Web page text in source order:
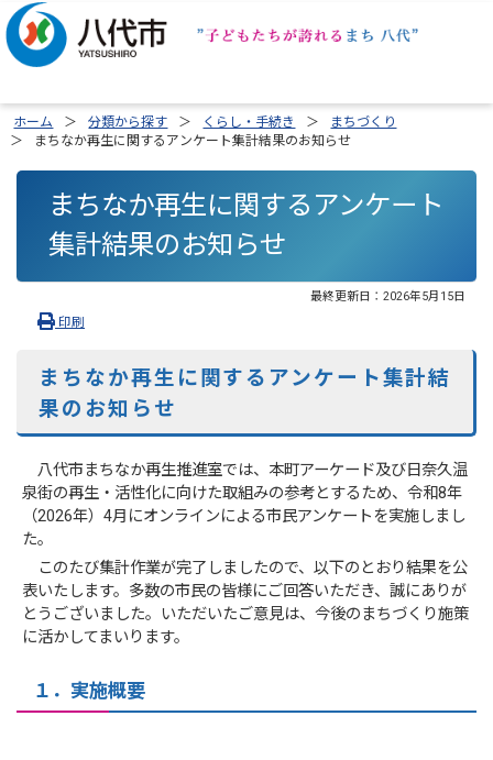
ホーム 分類から探す くらし・手続き
まちづくり
まちなか再生に関するアンケート集計結果のお知らせ
まちなか再生に関するアンケート
集計結果のお知らせ
最終更新日： 2026年5月15日
印刷
まちなか再生に関するアンケート集計結
果のお知らせ
八代市まちなか再生推進室では、本町アーケード及び日奈久温
泉街の再生・活性化に向けた取組みの参考とするため、令和8年
（2026年）4月にオンラインによる市民アンケートを実施しまし
た。
このたび集計作業が完了しましたので、以下のとおり結果を公
表いたします。多数の市民の皆様にご回答いただき、誠にありが
とうございました。いただいたご意見は、今後のまちづくり施策
に活かしてまいります。
１．実施概要